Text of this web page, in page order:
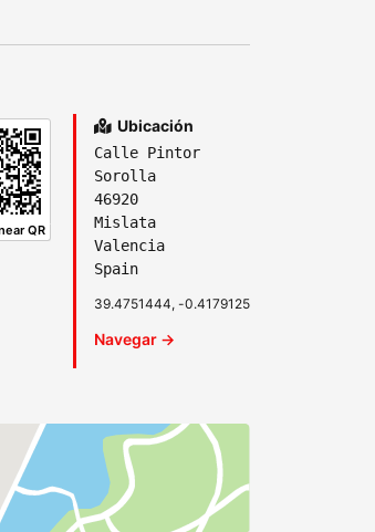
QR
Ubicación
Calle Pintor
Sorolla
46920
Mislata
Valencia
Spain
39.4751444, -0.4179125
Navegar →